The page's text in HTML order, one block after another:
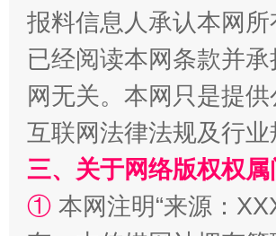
解纷+调解+退费，一次搞定
报料信息人承认本网
已经阅读本网条款并
网无关。本网只是提
互联网法律法规及行
三、关于网络版权权属
① 本网注明“来源：